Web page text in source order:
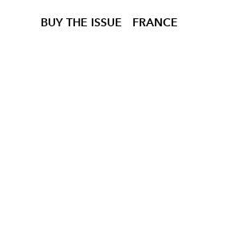
BUY THE ISSUE FRANCE